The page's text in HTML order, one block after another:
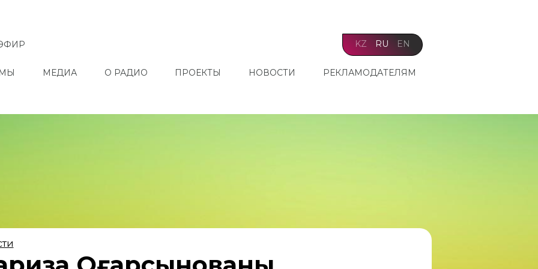
KZ RU EN
МЕДИА О РАДИО ПРОЕКТЫ НОВОСТИ РЕКЛАМОДАТЕЛЯМ